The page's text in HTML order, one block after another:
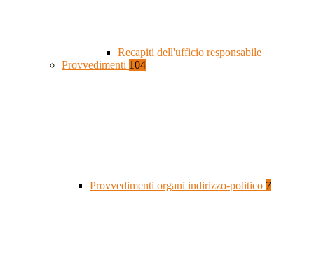
Recapiti dell'ufficio responsabile
Provvedimenti 104
Provvedimenti organi indirizzo-politico 7